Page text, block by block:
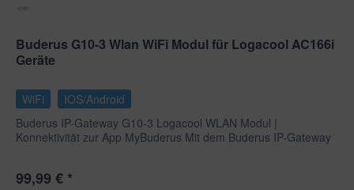
Buderus G10-3 Wlan WiFi Modul für Logacool AC166i
Geräte
WiFi
IOS/Android
Buderus IP-Gateway G10-3 Logacool WLAN Modul |
Konnektivität zur App MyBuderus Mit dem Buderus IP-Gateway
99,99 € *